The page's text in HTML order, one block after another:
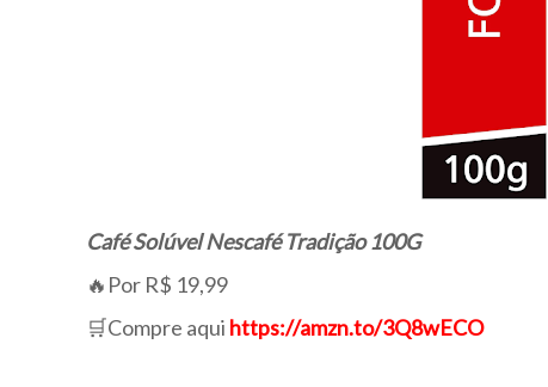
Café Solúvel Nescafé Tradição 100G
🔥Por R$ 19,99
🛒Compre aqui https://amzn.to/3Q8wECO